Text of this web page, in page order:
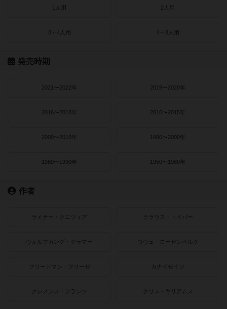
1人用 2人用
3～4人用 4～8人用
発売時期
2021〜2022年 2019〜2020年
2016〜2018年 2010〜2015年
2000〜2010年 1990〜2000年
1980〜1990年 1950〜1980年
作者
ライナー・クニツィア クラウス・トイバー
ヴォルフガング・クラマー ウヴェ・ローゼンベルク
フリードマン・フリーゼ カナイセイジ
クレメンス・フランツ クリス・キリアムス